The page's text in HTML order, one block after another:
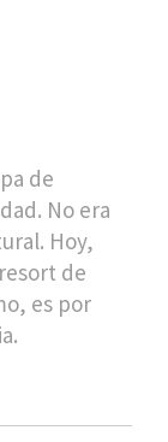
de
No era
Hoy,
de
es por